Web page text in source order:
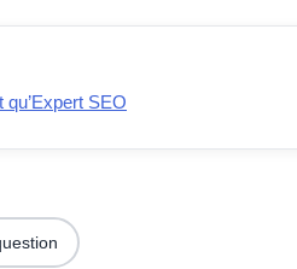
SEO